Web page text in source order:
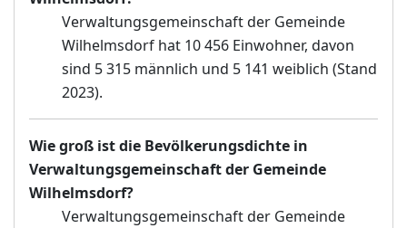
Verwaltungsgemeinschaft der Gemeinde
Wilhelmsdorf hat 10 456 Einwohner, davon
sind 5 315 männlich und 5 141 weiblich (Stand
2023).
Wie groß ist die Bevölkerungsdichte in
Verwaltungsgemeinschaft der Gemeinde
Wilhelmsdorf?
Verwaltungsgemeinschaft der Gemeinde